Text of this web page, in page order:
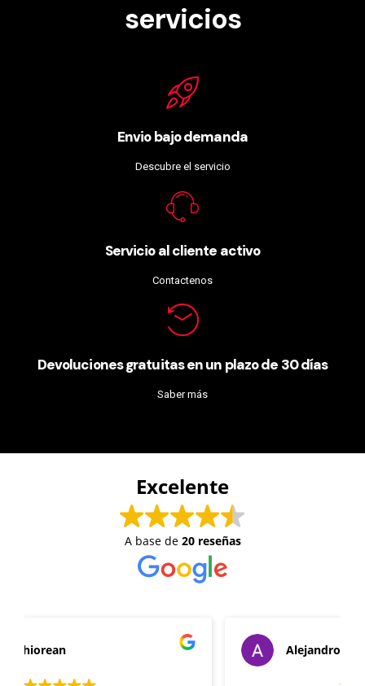
servicios
Envio bajo demanda
Descubre el servicio
Servicio al cliente activo
Contactenos
Devoluciones gratuitas en un plazo de 30 días
Saber más
Excelente
A base de 20 reseñas
Alejandro Renau